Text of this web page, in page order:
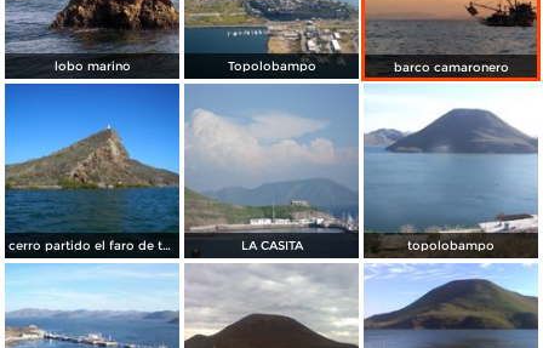
lobo marino Topolobampo barco camaronero
cerro partido el faro de topolobampo, sinaloa LA CASITA topolobampo